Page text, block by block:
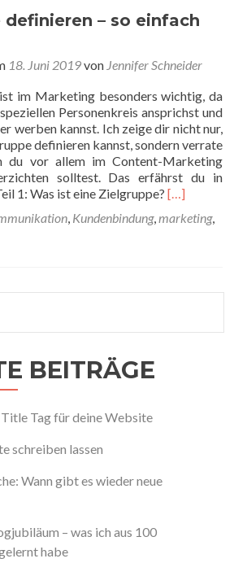
– so einfach
18. Juni 2019von Jennifer Schneider
im Marketing besonders wichtig, da
Personenkreis ansprichst und
werben kannst. Ich zeige dir nicht nur,
definieren kannst, sondern verrate
du vor allem im Content-Marketing
solltest. Das erfährst du in
1: Was ist eine Zielgruppe? Read more
[…]
, Kundenbindung,marketing,
BEITRÄGE
Tag für deine Website
schreiben lassen
Wann gibt es wieder neue
– was ich aus 100
habe